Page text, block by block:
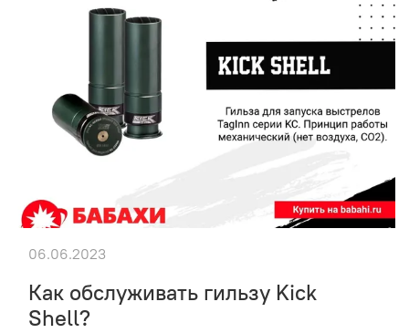
Как обслуживать гильзу Kick
Shell?
06.06.2023